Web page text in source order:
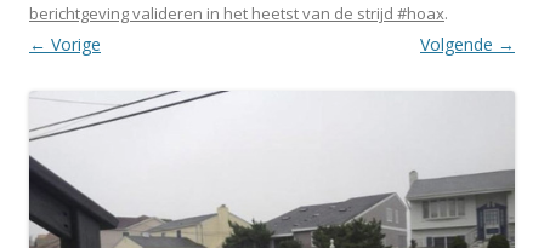
berichtgeving valideren in het heetst van de strijd #hoax.
← Vorige Volgende →